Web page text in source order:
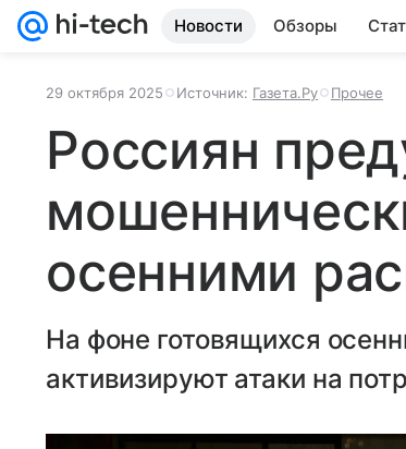
Новости Обзоры
29 октября 2025 Источник: Газета.Ру Прочее
Россиян
осенними
На фоне готовящихся
активизируют атаки на